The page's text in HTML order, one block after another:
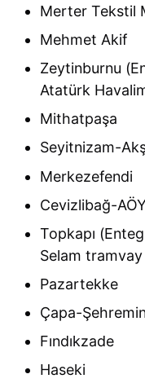
Merter Tekstil
Mehmet Akif
Zeytinburnu
Atatürk
Mithatpaşa
Seyitnizam-
Merkezefendi
Cevizlibağ-
Topkapı
Selam tramvay
Pazartekke
Çapa-
Fındıkzade
Haseki